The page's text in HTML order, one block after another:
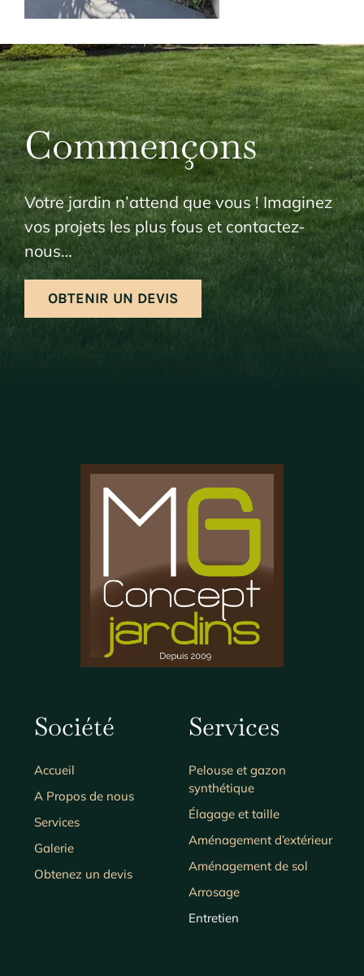
Commençons
Votre jardin n’attend que vous ! Imaginez
vos projets les plus fous et contactez-
nous…
OBTENIR UN DEVIS
Société
Accueil
A Propos de nous
Services
Galerie
Obtenez un devis
Services
Pelouse et gazon
synthétique
Élagage et taille
Aménagement d’extérieur
Aménagement de sol
Arrosage
Entretien